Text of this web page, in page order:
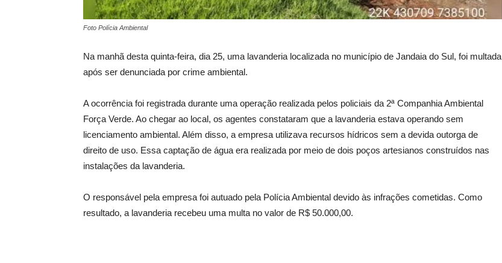
Foto Polícia Ambiental
Na manhã desta quinta-feira, dia 25, uma lavanderia localizada no município de Jandaia do Sul, foi multada
após ser denunciada por crime ambiental.
A ocorrência foi registrada durante uma operação realizada pelos policiais da 2ª Companhia Ambiental
Força Verde. Ao chegar ao local, os agentes constataram que a lavanderia estava operando sem
licenciamento ambiental. Além disso, a empresa utilizava recursos hídricos sem a devida outorga de
direito de uso. Essa captação de água era realizada por meio de dois poços artesianos construídos nas
instalações da lavanderia.
O responsável pela empresa foi autuado pela Polícia Ambiental devido às infrações cometidas. Como
resultado, a lavanderia recebeu uma multa no valor de R$ 50.000,00.